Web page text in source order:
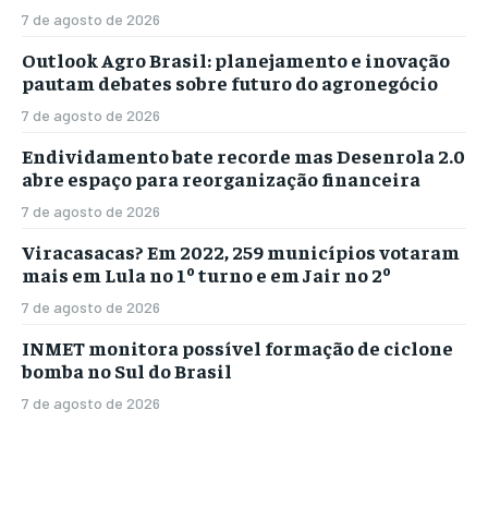
7 de agosto de 2026
Outlook Agro Brasil: planejamento e inovação
pautam debates sobre futuro do agronegócio
7 de agosto de 2026
Endividamento bate recorde mas Desenrola 2.0
abre espaço para reorganização financeira
7 de agosto de 2026
Viracasacas? Em 2022, 259 municípios votaram
mais em Lula no 1º turno e em Jair no 2º
7 de agosto de 2026
INMET monitora possível formação de ciclone
bomba no Sul do Brasil
7 de agosto de 2026